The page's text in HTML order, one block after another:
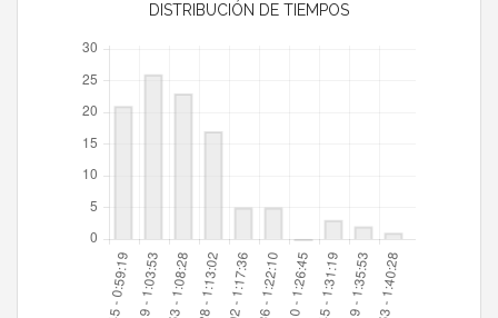
DISTRIBUCIÓN DE TIEMPOS